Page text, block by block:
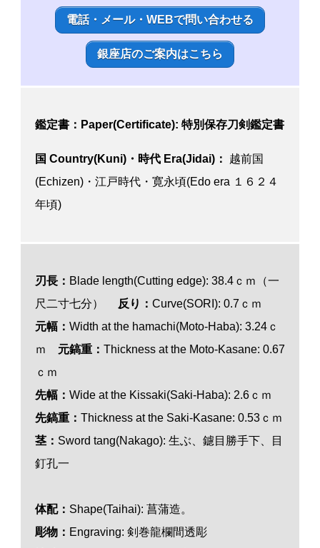
電話・メール・WEBで問い合わせる
銀座店のご案内はこちら
鑑定書：Paper(Certificate): 特別保存刀剣鑑定書
国 Country(Kuni)・時代 Era(Jidai)：
越前国
(Echizen)・江戸時代・寛永頃(Edo era １６２４
年頃)
刃長： Blade length(Cutting edge): 38.4ｃｍ（一
尺二寸七分）
反り： Curve(SORI): 0.7ｃｍ
元幅： Width at the hamachi(Moto-Haba): 3.24ｃ
ｍ 元鎬重： Thickness at the Moto-Kasane: 0.67
ｃｍ
先幅： Wide at the Kissaki(Saki-Haba): 2.6ｃｍ
先鎬重： Thickness at the Saki-Kasane: 0.53ｃｍ
茎： Sword tang(Nakago): 生ぶ、鑢目勝手下、目
釘孔一
体配： Shape(Taihai): 菖蒲造。
彫物： Engraving: 剣巻龍欄間透彫